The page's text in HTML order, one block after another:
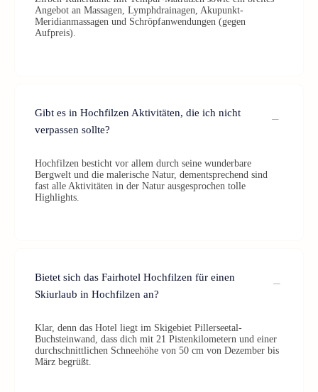
Angebot an Massagen, Lymphdrainagen, Akupunkt-
Meridianmassagen und Schröpfanwendungen (gegen
Aufpreis).
Gibt es in Hochfilzen Aktivitäten, die ich nicht
verpassen sollte?
Hochfilzen besticht vor allem durch seine wunderbare
Bergwelt und die malerische Natur, dementsprechend sind
fast alle Aktivitäten in der Natur ausgesprochen tolle
Highlights.
Bietet sich das Fairhotel Hochfilzen für einen
Skiurlaub in Hochfilzen an?
Klar, denn das Hotel liegt im Skigebiet Pillerseetal-
Buchsteinwand, dass dich mit 21 Pistenkilometern und einer
durchschnittlichen Schneehöhe von 50 cm von Dezember bis
März begrüßt.